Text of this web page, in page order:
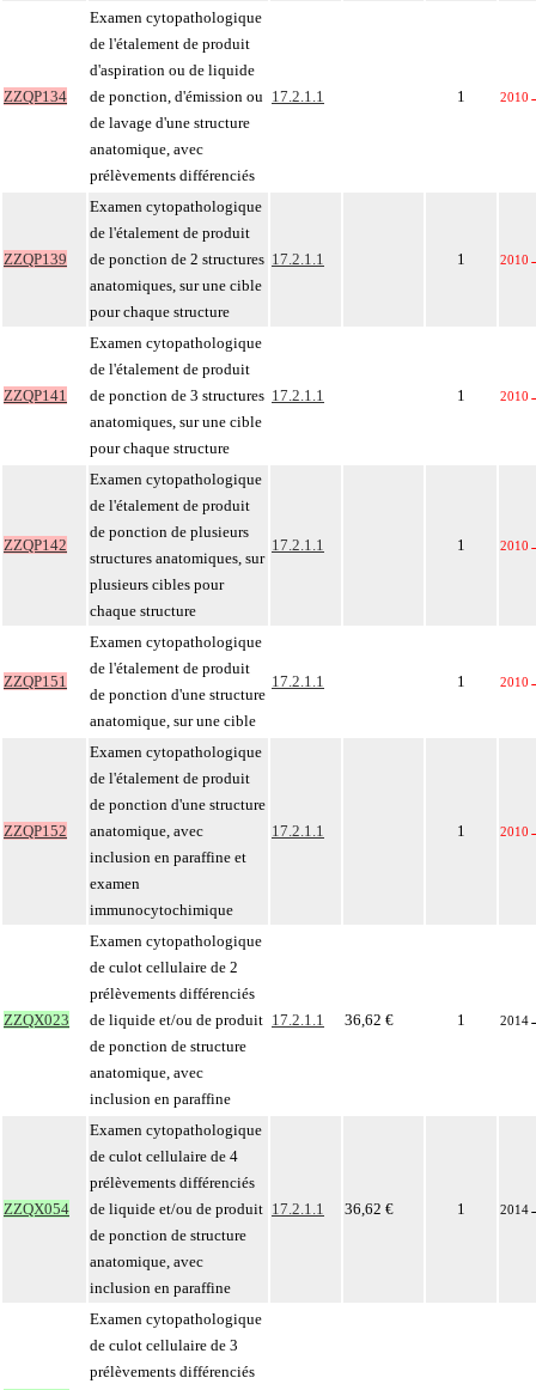
ZZQP134
Examen cytopathologique
de l'étalement de produit
d'aspiration ou de liquide
de ponction, d'émission ou
de lavage d'une structure
anatomique, avec
prélèvements différenciés
17.2.1.1 1 2010
ZZQP139
Examen cytopathologique
de l'étalement de produit
de ponction de 2 structures
anatomiques, sur une cible
pour chaque structure
17.2.1.1 1 2010
ZZQP141
Examen cytopathologique
de l'étalement de produit
de ponction de 3 structures
anatomiques, sur une cible
pour chaque structure
17.2.1.1 1 2010
ZZQP142
Examen cytopathologique
de l'étalement de produit
de ponction de plusieurs
structures anatomiques, sur
plusieurs cibles pour
chaque structure
17.2.1.1 1 2010
ZZQP151
Examen cytopathologique
de l'étalement de produit
de ponction d'une structure
anatomique, sur une cible
17.2.1.1 1 2010
ZZQP152
Examen cytopathologique
de l'étalement de produit
de ponction d'une structure
anatomique, avec
inclusion en paraffine et
examen
immunocytochimique
17.2.1.1 1 2010
ZZQX023
Examen cytopathologique
de culot cellulaire de 2
prélèvements différenciés
de liquide et/ou de produit
de ponction de structure
anatomique, avec
inclusion en paraffine
17.2.1.1 36,62 € 1 2014
ZZQX054
Examen cytopathologique
de culot cellulaire de 4
prélèvements différenciés
de liquide et/ou de produit
de ponction de structure
anatomique, avec
inclusion en paraffine
17.2.1.1 36,62 € 1 2014
Examen cytopathologique
de culot cellulaire de 3
prélèvements différenciés